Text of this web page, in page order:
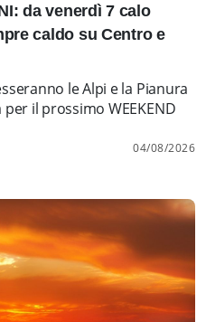
da venerdì 7 calo
caldo su Centro e
le Alpi e la Pianura
il prossimo WEEKEND
04/08/2026